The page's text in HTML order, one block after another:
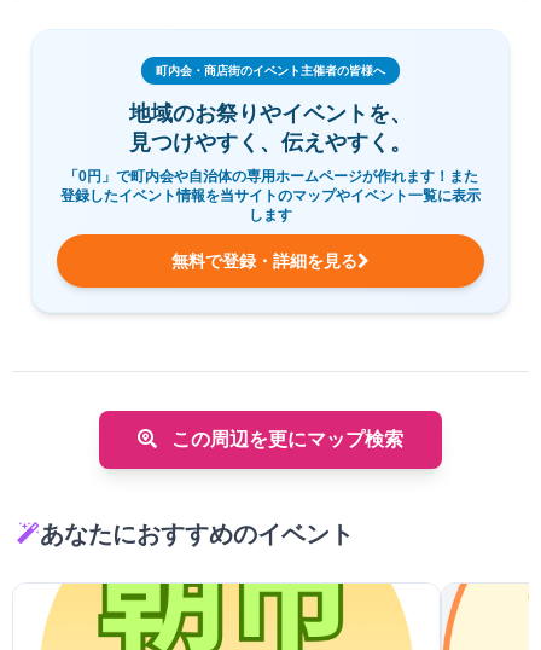
町内会・商店街のイベント主催者の皆様へ
地域のお祭りやイベントを、
見つけやすく、伝えやすく。
「0円」で町内会や自治体の専用ホームページが作れます！また
登録したイベント情報を当サイトのマップやイベント一覧に表示
します
無料で登録・詳細を見る
この周辺を更にマップ検索
あなたにおすすめのイベント